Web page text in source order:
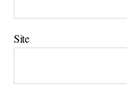
Site